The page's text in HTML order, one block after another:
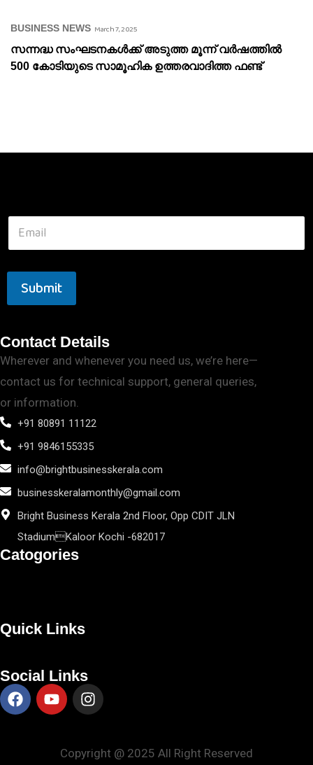
BUSINESS NEWS March 7, 2025
സന്നദ്ധ സംഘടനകൾക്ക് അടുത്ത മൂന്ന് വർഷത്തിൽ
500 കോടിയുടെ സാമൂഹിക ഉത്തരവാദിത്ത ഫണ്ട്
Submit
Contact Details
Wherever and whenever you need us, we’re here—
contact us for technical support, general queries,
or information.
+91 80891 11122
+91 9846155335
info@brightbusinesskerala.com
businesskeralamonthly@gmail.com
Bright Business Kerala 2nd Floor, Opp CDIT JLN
StadiumKaloor Kochi -682017
Catogories
Quick Links
Social Links
Copyright @ 2025 All Right Reserved